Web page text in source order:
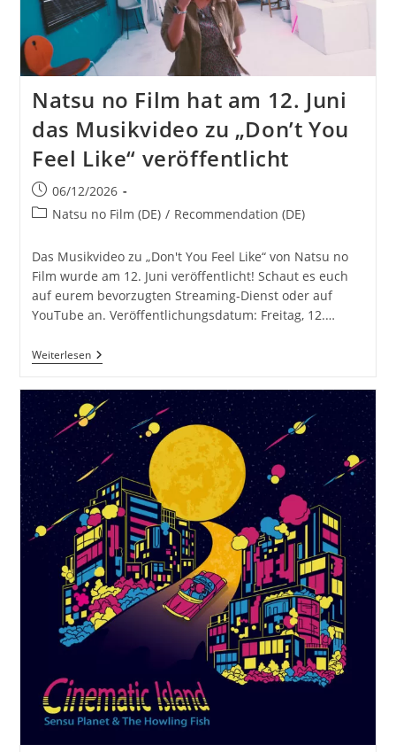
Natsu no Film hat am 12. Juni
das Musikvideo zu „Don’t You
Feel Like“ veröffentlicht
Beitrag
veröffentlicht:
06/12/2026
Beitrags-
Natsu no Film (DE) / Recommendation (DE)
Das Musikvideo zu „Don't You Feel Like“ von Natsu no
Film wurde am 12. Juni veröffentlicht! Schaut es euch
auf eurem bevorzugten Streaming-Dienst oder auf
YouTube an. Veröffentlichungsdatum: Freitag, 12.…
WeiterlesenNatsu
No
Hat
Am
12.
Juni
Das
Musikvideo
Zu
„Don’t
You
Feel
Like“
Veröffentlicht